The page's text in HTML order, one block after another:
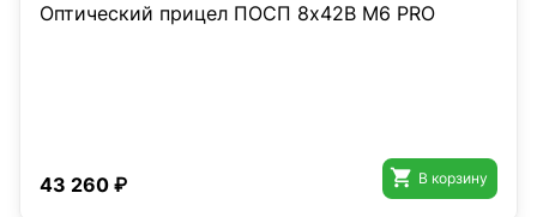
Оптический прицел ПОСП 8х42В M6 PRO
43 260 ₽  В корзину